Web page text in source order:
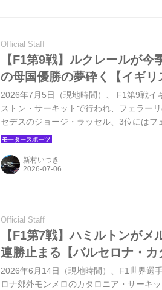
Official Staff
【F1第9戦】ルクレールが
の母国優勝の夢砕く【イギリ
2026年7月5日（現地時間）、 F1第9戦イ
ストン・サーキットで行われ、フェラー
セデスのジョージ・ラッセル、3位にはフ
トネッリはスプリントを制したものの、
新村いつき
Official Staff
【F1第7戦】ハミルトンが
連勝止まる【バルセロナ・カ
2026年6月14日（現地時間）、F1世界選
ロナ郊外モンメロのカタロニア・サーキ